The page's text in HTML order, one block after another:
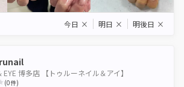
今日 × 明日 × 明後日 ×
EYE 博多店 【トゥルーネイル＆アイ】
(0件)